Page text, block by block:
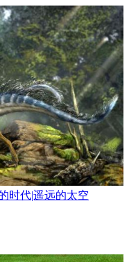
时代|遥远的太空